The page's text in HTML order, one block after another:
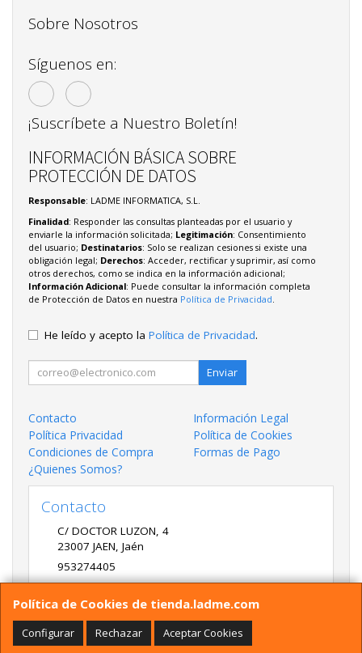
Política de Cookies de tienda.ladme.com
Configurar Rechazar Aceptar Cookies
Sobre Nosotros
Síguenos en:
¡Suscríbete a Nuestro Boletín!
INFORMACIÓN BÁSICA SOBRE
PROTECCIÓN DE DATOS
Responsable: LADME INFORMATICA, S.L.
Finalidad: Responder las consultas planteadas por el usuario y
enviarle la información solicitada; Legitimación: Consentimiento
del usuario; Destinatarios: Solo se realizan cesiones si existe una
obligación legal; Derechos: Acceder, rectificar y suprimir, así como
otros derechos, como se indica en la información adicional;
Información Adicional: Puede consultar la información completa
de Protección de Datos en nuestra Política de Privacidad.
He leído y acepto la Política de Privacidad.
Enviar
Contacto
Información Legal
Política Privacidad
Política de Cookies
Condiciones de Compra
Formas de Pago
¿Quienes Somos?
Contacto
C/ DOCTOR LUZON, 4
23007 JAEN, Jaén
953274405
LADME@LADME.COM
Horario